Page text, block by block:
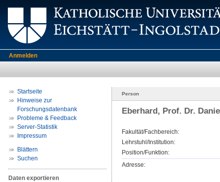
Anmelden
Startseite
Hinweise zur
Forschungsdatenbank
Probleme & Feedback
Server-Statistik
Impressum
Blättern
Suchen
Daten exportieren
Person
Eberhard, Prof. Dr.
Fakultät/Fachbereich:
Lehrstuhl/Institution:
Position/Funktion:
Adresse: